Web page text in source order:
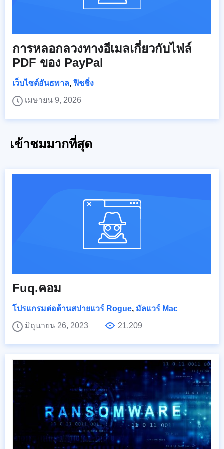
การหลอกลวงทางอีเมลเกี่ยวกับไฟล์
PDF ของ PayPal
เว็บไซต์อันธพาล, ฟิชชิ่ง
เมษายน 9, 2026
เข้าชมมากที่สุด
Fuq.คอม
โปรแกรมต่อต้านสปายแวร์ Rogue, มัลแวร์ Mac
มิถุนายน 26, 2023
21,209